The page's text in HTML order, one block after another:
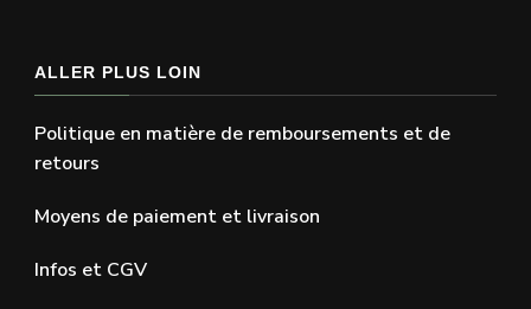
ALLER PLUS LOIN
Politique en matière de remboursements et de
retours
Moyens de paiement et livraison
Infos et CGV